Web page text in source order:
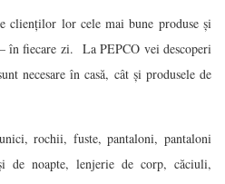
clienților lor cele mai bune produse și
în fiecare zi. La PEPCO vei descoperi
necesare în casă, cât și produsele de
rochii, fuste, pantaloni, pantaloni
de noapte, lenjerie de corp, căciuli,